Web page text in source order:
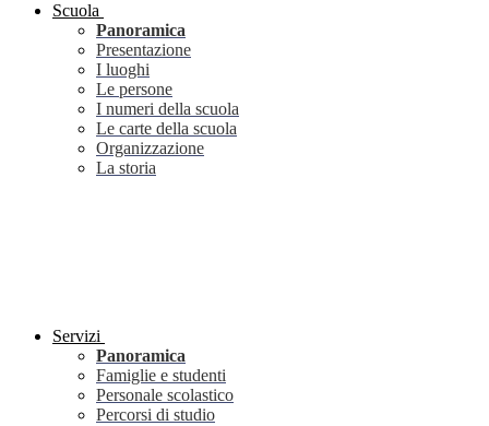
Scuola
Panoramica
Presentazione
I luoghi
Le persone
I numeri della scuola
Le carte della scuola
Organizzazione
La storia
Servizi
Panoramica
Famiglie e studenti
Personale scolastico
Percorsi di studio